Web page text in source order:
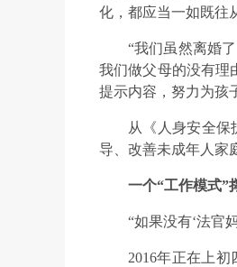
化，都应当一如既往
“我们虽然离婚
我们做父母的没有理
提示内容，努力为孩
从《人身安全保
导、改善未成年人家
一个“工作模式”
“如果没有‘法官
2016年正在上